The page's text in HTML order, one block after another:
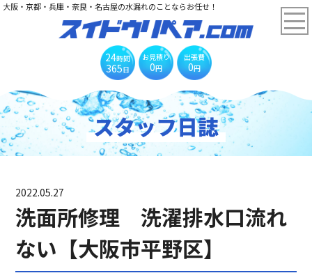
大阪・京都・兵庫・奈良・名古屋の水漏れのことならお任せ！
24時間
365日
お見積り
0円
出張費
0円
スタッフ日誌
2022.05.27
洗面所修理 洗濯排水口流れ
ない【大阪市平野区】